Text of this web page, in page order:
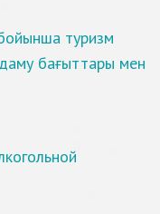
туризм
бағыттары мен